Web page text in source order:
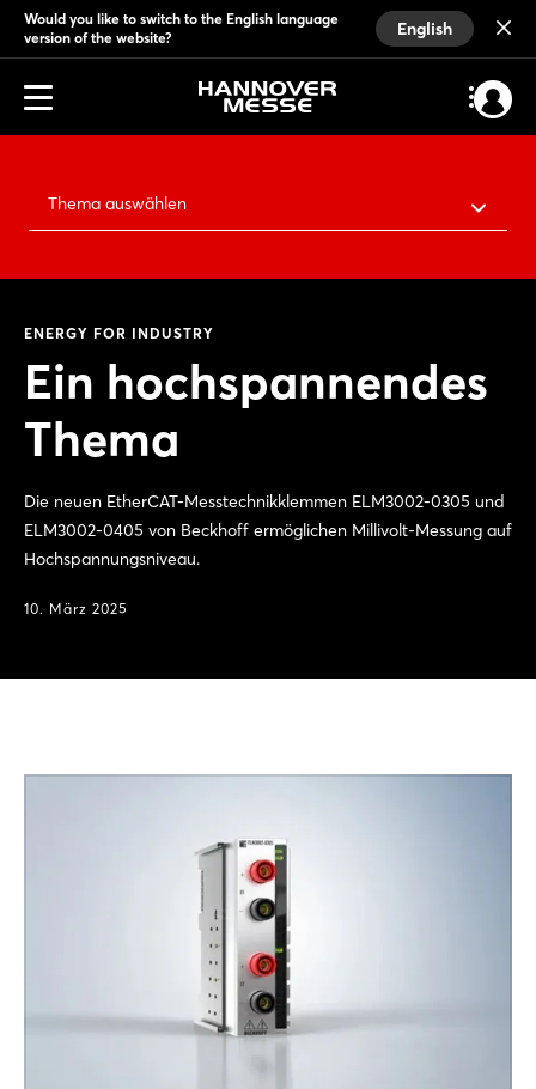
Would you like to switch to the English language
version of the website?
English
Thema auswählen
ENERGY FOR INDUSTRY
Ein hochspannendes
Thema
Die neuen EtherCAT-Messtechnikklemmen ELM3002-0305 und
ELM3002-0405 von Beckhoff ermöglichen Millivolt-Messung auf
Hochspannungsniveau.
10. März 2025